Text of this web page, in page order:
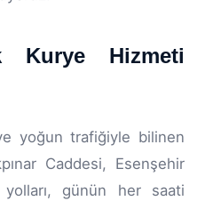
Kurye Hizmeti
yoğun trafiğiyle bilinen
Caddesi, Esenşehir
yolları, günün her saati